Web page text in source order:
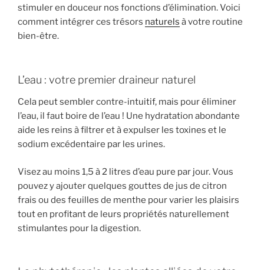
stimuler en douceur nos fonctions d’élimination. Voici
comment intégrer ces trésors naturels à votre routine
bien-être.
L’eau : votre premier draineur naturel
Cela peut sembler contre-intuitif, mais pour éliminer
l’eau, il faut boire de l’eau ! Une hydratation abondante
aide les reins à filtrer et à expulser les toxines et le
sodium excédentaire par les urines.
Visez au moins 1,5 à 2 litres d’eau pure par jour. Vous
pouvez y ajouter quelques gouttes de jus de citron
frais ou des feuilles de menthe pour varier les plaisirs
tout en profitant de leurs propriétés naturellement
stimulantes pour la digestion.